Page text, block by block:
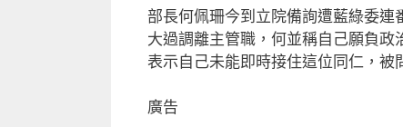
部長何佩珊今到立院備詢遭藍綠委連
大過調離主管職，何並稱自己願負
表示自己未能即時接住這位同仁，被
廣告